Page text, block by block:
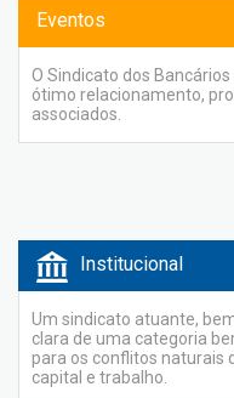
Eventos
O Sindicato dos
ótimo relacionamento,
associados.
Institucional
Um sindicato atuante,
clara de uma categoria
para os conflitos naturais
capital e trabalho.